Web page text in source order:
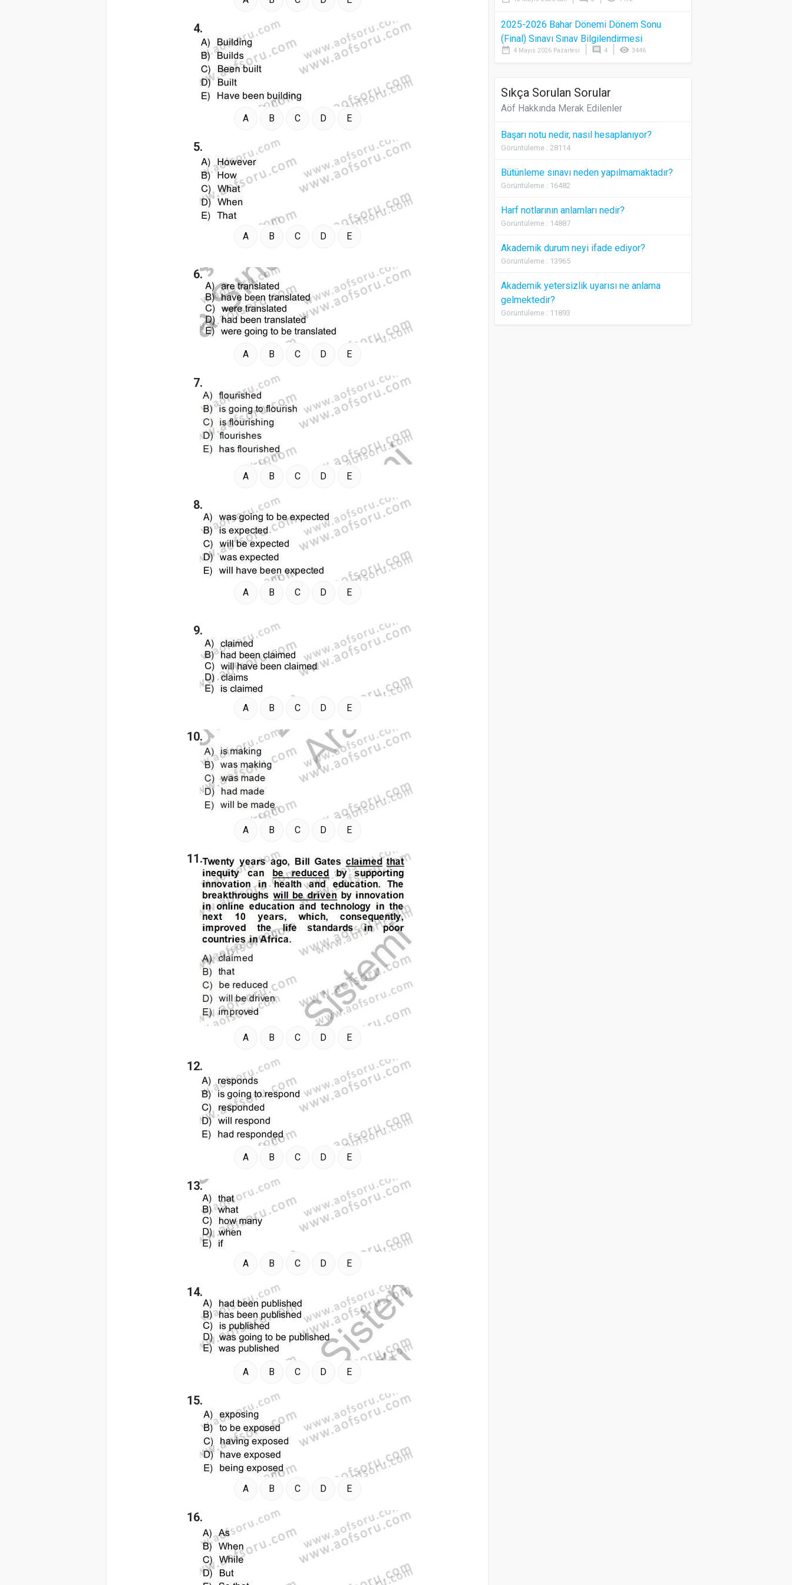
4.
A B C D E
5.
A B C D E
6.
A B C D E
7.
A B C D E
8.
A B C D E
9.
A B C D E
10.
A B C D E
11.
A B C D E
12.
A B C D E
13.
A B C D E
14.
A B C D E
15.
A B C D E
16.
2025-2026 Bahar Dönemi Dönem Sonu
(Final) Sınavı Sınav Bilgilendirmesi
date_range 4 Mayıs 2026 Pazartesi comment 4 visibility 3446
Sıkça Sorulan Sorular
Aöf Hakkında Merak Edilenler
Başarı notu nedir, nasıl hesaplanıyor?
Görüntüleme : 28114
Bütünleme sınavı neden yapılmamaktadır?
Görüntüleme : 16482
Harf notlarının anlamları nedir?
Görüntüleme : 14887
Akademik durum neyi ifade ediyor?
Görüntüleme : 13965
Akademik yetersizlik uyarısı ne anlama
gelmektedir?
Görüntüleme : 11893